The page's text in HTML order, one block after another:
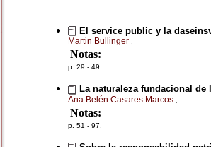
El service public y la
Martin Bullinger
Notas:
p. 29 - 49.
La naturaleza fundacional
Ana Belén Casares Marcos
Notas:
p. 51 - 97.